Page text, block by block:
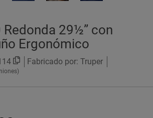
Redonda 29½” con
Ergonómico
Fabricado por: Truper